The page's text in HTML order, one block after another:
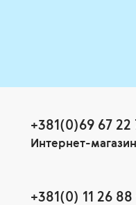
+381(0)69 67 22
Интернет-магазин
+381(0) 11 26